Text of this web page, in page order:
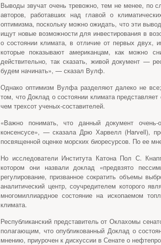
Выводы звучат очень тревожно, тем не менее, по
авторов, работавших над главой о
оптимизма, поскольку можно ожидать, что эти
ищут новые возможности для инвестирования в
о состоянии климата, в отличие от первых двух,
которые показывают американцам, как можно
действительно, так сказать, живой документ —
будем начинать», — сказал Вулф.
Однако оптимизм Вулфа разделяют далеко не
том, что Доклад о состоянии климата
чем трехсот ученых-составителей.
«Важно понимать, что данный документ очень-
консенсусе», — сказала Дрю Харвелл (Harvell),
посвященной оценке морских биоресурсов. По ее
Но исследователи Института Катона Пол С.
котором они назвали доклад «предвзято
регулирование, призванное сократить объемы
аналитический центр, соучредителем которого
многомиллиардное состояние на ископаемом
климата.
Республиканский представитель от Оклахомы
полагающим, что опубликованный Доклад о
мнению, приурочен к дискуссии в Сенате о